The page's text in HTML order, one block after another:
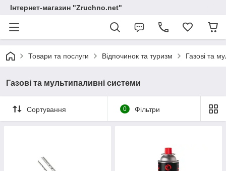
Інтернет-магазин "Zruchno.net"
Товари та послуги Відпочинок та туризм Газові та
Газові та мультипаливні системи
Сортування 0 Фільтри